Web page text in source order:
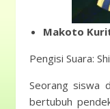
Makoto
Pengisi Suara:
Seorang siswa
bertubuh